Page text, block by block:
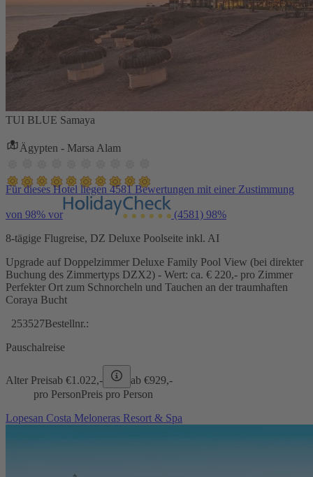
TUI BLUE Samaya
Ägypten - Marsa Alam
Für dieses Hotel liegen 4581 Bewertungen mit einer Zustimmung
von 98% vor (4581) 98%
8-tägige Flugreise, DZ Deluxe Poolseite inkl. AI
Upgrade auf Doppelzimmer Deluxe Family Pool View (bei direkter
Buchung des Zimmertyps DZX2) - Wert: ca. € 220,- pro Zimmer
Perfekter Ort zum Schnorcheln und Tauchen an der traumhaften
Coraya Bucht
253527Bestellnr.:
Pauschalreise
Alter Preisab €1.022,- ab €929,-
pro PersonPreis pro Person
Lopesan Costa Meloneras Resort & Spa